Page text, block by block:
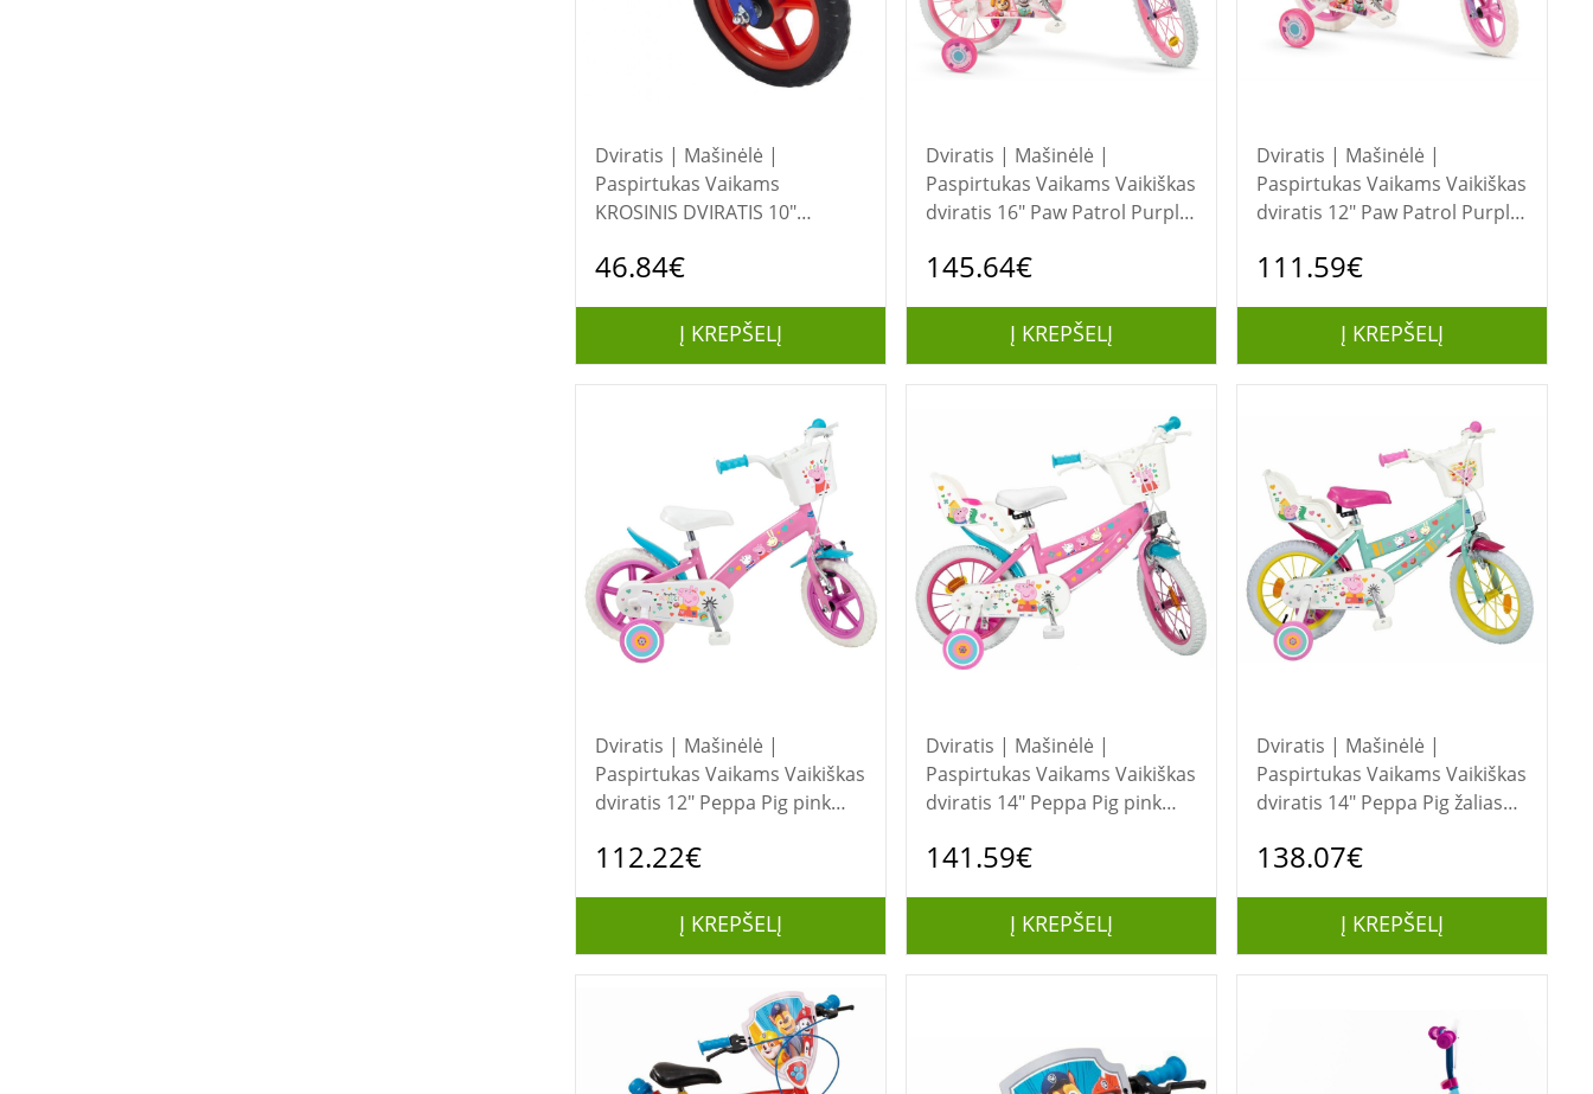
Dviratis | Mašinėlė |
Paspirtukas Vaikams
KROSINIS DVIRATIS 10"
BLUE
46.84€
Į KREPŠELĮ
Dviratis | Mašinėlė |
Paspirtukas Vaikams Vaikiškas
dviratis 16" Paw Patrol Purple
145.64€
Į KREPŠELĮ
Dviratis | Mašinėlė |
Paspirtukas Vaikams Vaikiškas
dviratis 12" Paw Patrol Purple
111.59€
Į KREPŠELĮ
Dviratis | Mašinėlė |
Paspirtukas Vaikams Vaikiškas
dviratis 12" Peppa Pig pink
112.22€
Į KREPŠELĮ
Dviratis | Mašinėlė |
Paspirtukas Vaikams Vaikiškas
dviratis 14" Peppa Pig pink
141.59€
Į KREPŠELĮ
Dviratis | Mašinėlė |
Paspirtukas Vaikams Vaikiškas
dviratis 14" Peppa Pig žalias
138.07€
Į KREPŠELĮ